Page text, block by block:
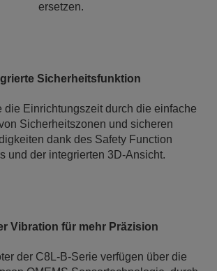
ersetzen.
Sicherheitsfunktion
die Einrichtungszeit durch die einfache
Sicherheitszonen und sicheren
dank des Safety Function
und der integrierten 3D-Ansicht.
Vibration für mehr Präzision
der C8L-B-Serie verfügen über die